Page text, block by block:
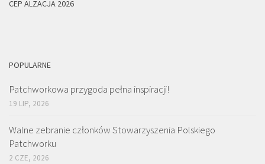
CEP ALZACJA 2026
POPULARNE
Patchworkowa przygoda pełna inspiracji!
19 LIP, 2026
Walne zebranie członków Stowarzyszenia Polskiego
Patchworku
2 CZE, 2026